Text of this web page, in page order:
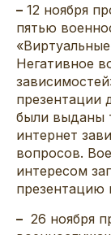
– 12 ноября
пятью
Негативное
презентации
были выданы
интернет
вопросов.
интересом
презентацию
– 26 ноября